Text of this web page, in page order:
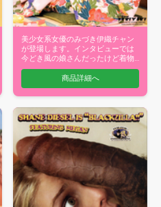
美少女系女優のみづき伊織チャン
が登場します。インタビューでは
今どき風の娘さんだったけど着物
姿もそそり…
商品詳細へ